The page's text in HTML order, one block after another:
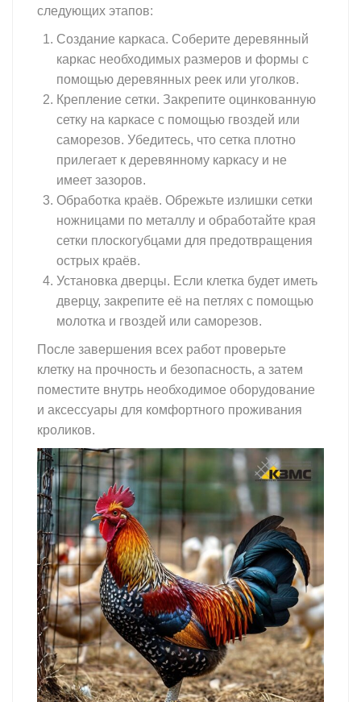
следующих этапов:
Создание каркаса. Соберите деревянный
каркас необходимых размеров и формы с
помощью деревянных реек или уголков.
Крепление сетки. Закрепите оцинкованную
сетку на каркасе с помощью гвоздей или
саморезов. Убедитесь, что сетка плотно
прилегает к деревянному каркасу и не
имеет зазоров.
Обработка краёв. Обрежьте излишки сетки
ножницами по металлу и обработайте края
сетки плоскогубцами для предотвращения
острых краёв.
Установка дверцы. Если клетка будет иметь
дверцу, закрепите её на петлях с помощью
молотка и гвоздей или саморезов.
После завершения всех работ проверьте
клетку на прочность и безопасность, а затем
поместите внутрь необходимое оборудование
и аксессуары для комфортного проживания
кроликов.